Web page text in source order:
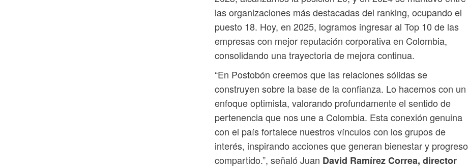
las organizaciones más destacadas del ranking, ocupando el
puesto 18. Hoy, en 2025, logramos ingresar al Top 10 de las
empresas con mejor reputación corporativa en Colombia,
consolidando una trayectoria de mejora continua.
“En Postobón creemos que las relaciones sólidas se
construyen sobre la base de la confianza. Lo hacemos con un
enfoque optimista, valorando profundamente el sentido de
pertenencia que nos une a Colombia. Esta conexión genuina
con el país fortalece nuestros vínculos con los grupos de
interés, inspirando acciones que generan bienestar y progreso
compartido.”, señaló Juan David Ramírez Correa, director